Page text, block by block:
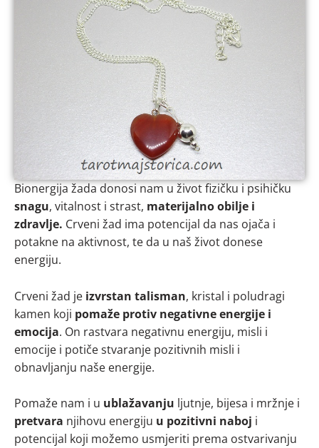
Bionergija žada donosi nam u život fizičku i psihičku
snagu, vitalnost i strast, materijalno obilje i
zdravlje. Crveni žad ima potencijal da nas ojača i
potakne na aktivnost, te da u naš život donese
energiju.
Crveni žad je izvrstan talisman, kristal i poludragi
kamen koji pomaže protiv negativne energije i
emocija. On rastvara negativnu energiju, misli i
emocije i potiče stvaranje pozitivnih misli i
obnavljanju naše energije.
Pomaže nam i u ublažavanju ljutnje, bijesa i mržnje i
pretvara njihovu energiju u pozitivni naboj i
potencijal koji možemo usmjeriti prema ostvarivanju